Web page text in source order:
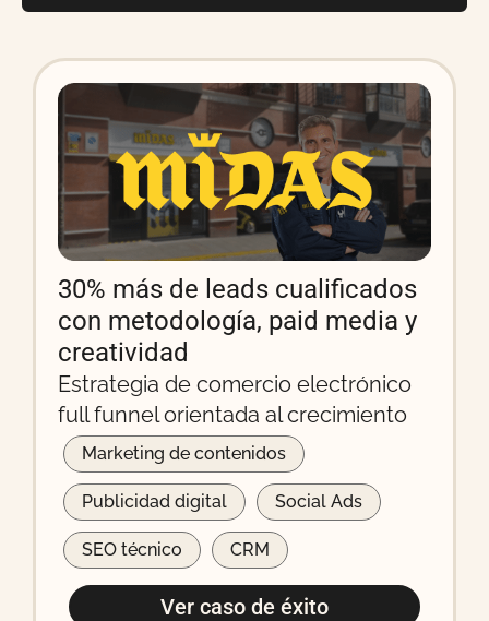
30% más de leads cualificados
con metodología, paid media y
creatividad
Estrategia de comercio electrónico
full funnel orientada al crecimiento
Marketing de contenidos
Publicidad digital Social Ads
SEO técnico CRM
Ver caso de éxito